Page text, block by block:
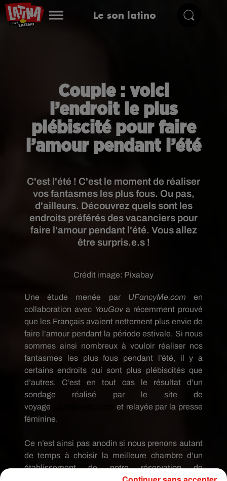
Le son latino
Couple : voici
l’endroit le plus
plébiscité pour faire
l’amour pendant l’été
C'est l'été ! C'est le moment de réaliser
vos fantasmes les plus fous. Ou pas,
d'ailleurs. Découvrez quels sont les
endroits préférés des vacanciers pour
faire l'amour pendant l'été. Vous allez
être surpris.e.s !
Crédit image: Pixabay
Une étude menée par UFancyMe.com
en
collaboration avec YouGov a récemment prouvé
que les Français avaient nettement plus envie de
faire l’amour pendant la période estivale. Si nous
sommes ainsi nombreux à vouloir réaliser nos
fantasmes les plus fous pendant l’été, il y a
certains endroits qui sont plus plébiscités que
d’autres.
C’est en tout cas le résultat d’un
sondage réalisé par le site de
voyage
et relayée par la presse
féminine.
Ce n’est ainsi pas anodin si nous prenons autant
de temps à choisir la meilleure chambre d’un
établissement de notre réservation de